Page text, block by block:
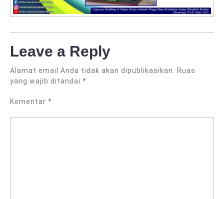
Leave a Reply
Alamat email Anda tidak akan dipublikasikan. Ruas
yang wajib ditandai *
Komentar *